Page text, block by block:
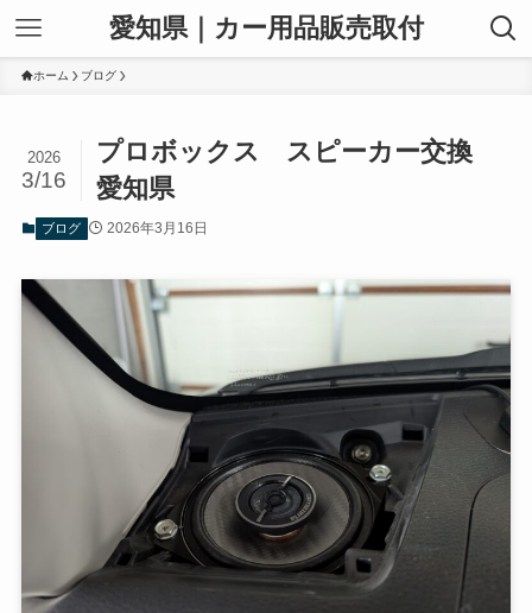
愛知県｜カー用品販売取付
ホーム ブログ
プロボックス スピーカー交換
愛知県
2026
3/16
ブログ 2026年3月16日